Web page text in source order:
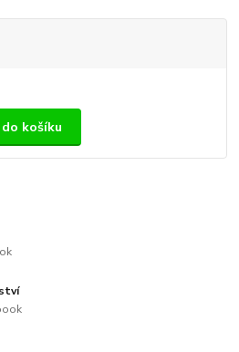
košíku